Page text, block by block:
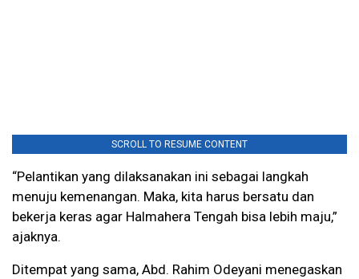
SCROLL TO RESUME CONTENT
“Pelantikan yang dilaksanakan ini sebagai langkah
menuju kemenangan. Maka, kita harus bersatu dan
bekerja keras agar Halmahera Tengah bisa lebih maju,”
ajaknya.
Ditempat yang sama, Abd. Rahim Odeyani menegaskan